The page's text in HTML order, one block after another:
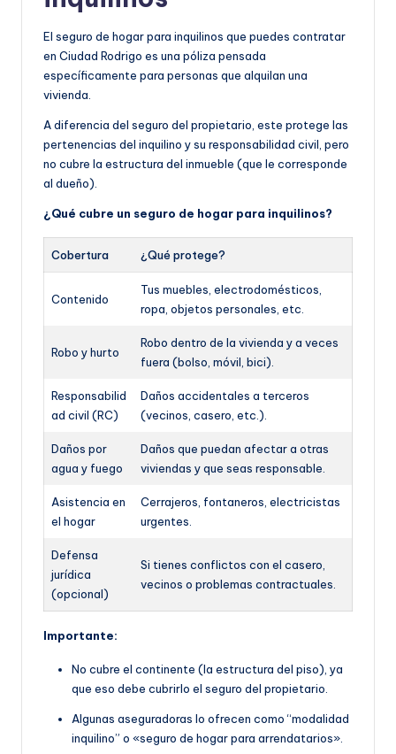
El seguro de hogar para inquilinos que puedes contratar
en Ciudad Rodrigo es una póliza pensada
específicamente para personas que alquilan una
vivienda.
A diferencia del seguro del propietario, este protege las
pertenencias del inquilino y su responsabilidad civil, pero
no cubre la estructura del inmueble (que le corresponde
al dueño).
¿Qué cubre un seguro de hogar para inquilinos?
Cobertura ¿Qué protege?
Contenido
Tus muebles, electrodomésticos,
ropa, objetos personales, etc.
Robo y hurto
Robo dentro de la vivienda y a veces
fuera (bolso, móvil, bici).
Responsabilid
ad civil (RC)
Daños accidentales a terceros
(vecinos, casero, etc.).
Daños por
agua y fuego
Daños que puedan afectar a otras
viviendas y que seas responsable.
Asistencia en
el hogar
Cerrajeros, fontaneros, electricistas
urgentes.
Defensa
jurídica
(opcional)
Si tienes conflictos con el casero,
vecinos o problemas contractuales.
Importante:
No cubre el continente (la estructura del piso), ya
que eso debe cubrirlo el seguro del propietario.
Algunas aseguradoras lo ofrecen como “modalidad
inquilino” o «seguro de hogar para arrendatarios».